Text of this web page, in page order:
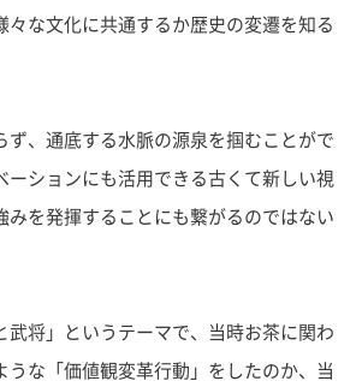
々な文化に共通するか歴史の変遷を知る
ず、通底する水脈の源泉を掴むことがで
ーションにも活用できる古くて新しい視
みを発揮することにも繋がるのではない
武将」というテーマで、当時お茶に関わ
うな「価値観変革行動」をしたのか、当